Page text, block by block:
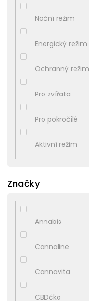
Noční režim
Energický režim
Ochranný režim
Pro zvířata
Pro pokročilé
Aktivní režim
Značky
Annabis
Cannaline
Cannavita
CBDčko